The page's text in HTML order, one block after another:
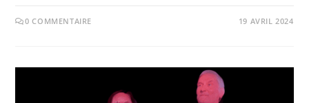
0 COMMENTAIRE 19 AVRIL 2024